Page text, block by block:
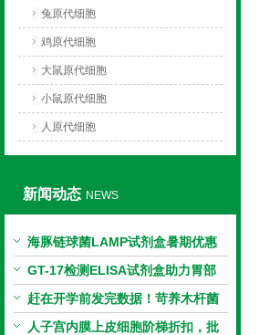
兔原代细胞
鸡原代细胞
大鼠原代细胞
小鼠原代细胞
人原代细胞
新闻动态 NEWS
海豚链球菌LAMP试剂盒暑期优惠
GT-17检测ELISA试剂盒助力胃部
相关指标样本定量研究
赶在开学前发完数据！苛养木杆菌
PCR检测试剂盒暑假优惠开启
人子宫内膜上皮细胞阶梯折扣，批